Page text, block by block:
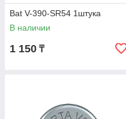
Bat V-390-SR54 1штука
В наличии
1 150 ₸